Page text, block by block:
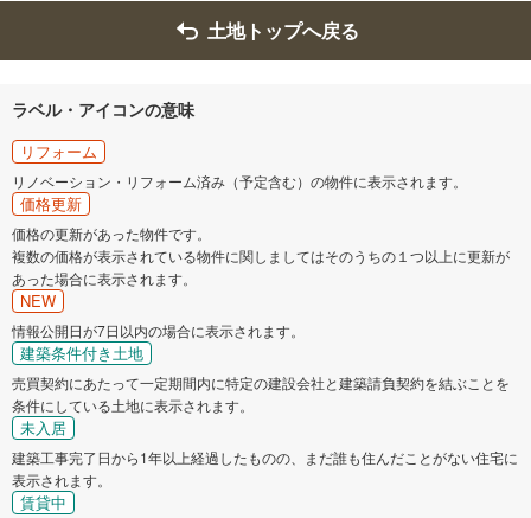
土地トップへ戻る
ラベル・アイコンの意味
リフォーム
リノベーション・リフォーム済み（予定含む）の物件に表示されます。
価格更新
価格の更新があった物件です。
複数の価格が表示されている物件に関しましてはそのうちの１つ以上に更新が
あった場合に表示されます。
NEW
情報公開日が7日以内の場合に表示されます。
建築条件付き土地
売買契約にあたって一定期間内に特定の建設会社と建築請負契約を結ぶことを
条件にしている土地に表示されます。
未入居
建築工事完了日から1年以上経過したものの、まだ誰も住んだことがない住宅に
表示されます。
賃貸中